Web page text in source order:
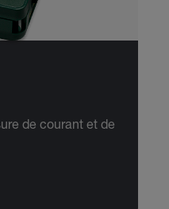
de courant et de